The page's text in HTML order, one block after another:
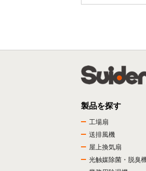
製品を探す
工場扇
送排風機
屋上換気扇
光触媒除菌・脱臭